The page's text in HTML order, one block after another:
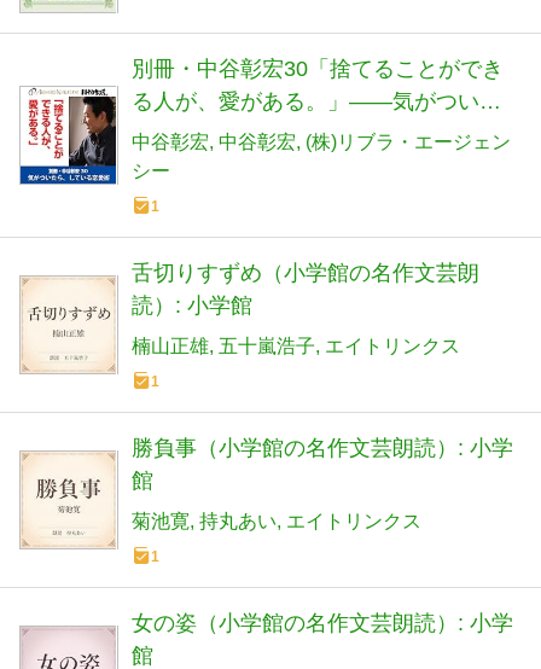
別冊・中谷彰宏30「捨てることができ
る人が、愛がある。」――気がついた
ら、している恋愛術
中谷彰宏 中谷彰宏 (株)リブラ・エージェン
シー
1
舌切りすずめ（小学館の名作文芸朗
読）: 小学館
楠山正雄 五十嵐浩子 エイトリンクス
1
勝負事（小学館の名作文芸朗読）: 小学
館
菊池寛 持丸あい エイトリンクス
1
女の姿（小学館の名作文芸朗読）: 小学
館